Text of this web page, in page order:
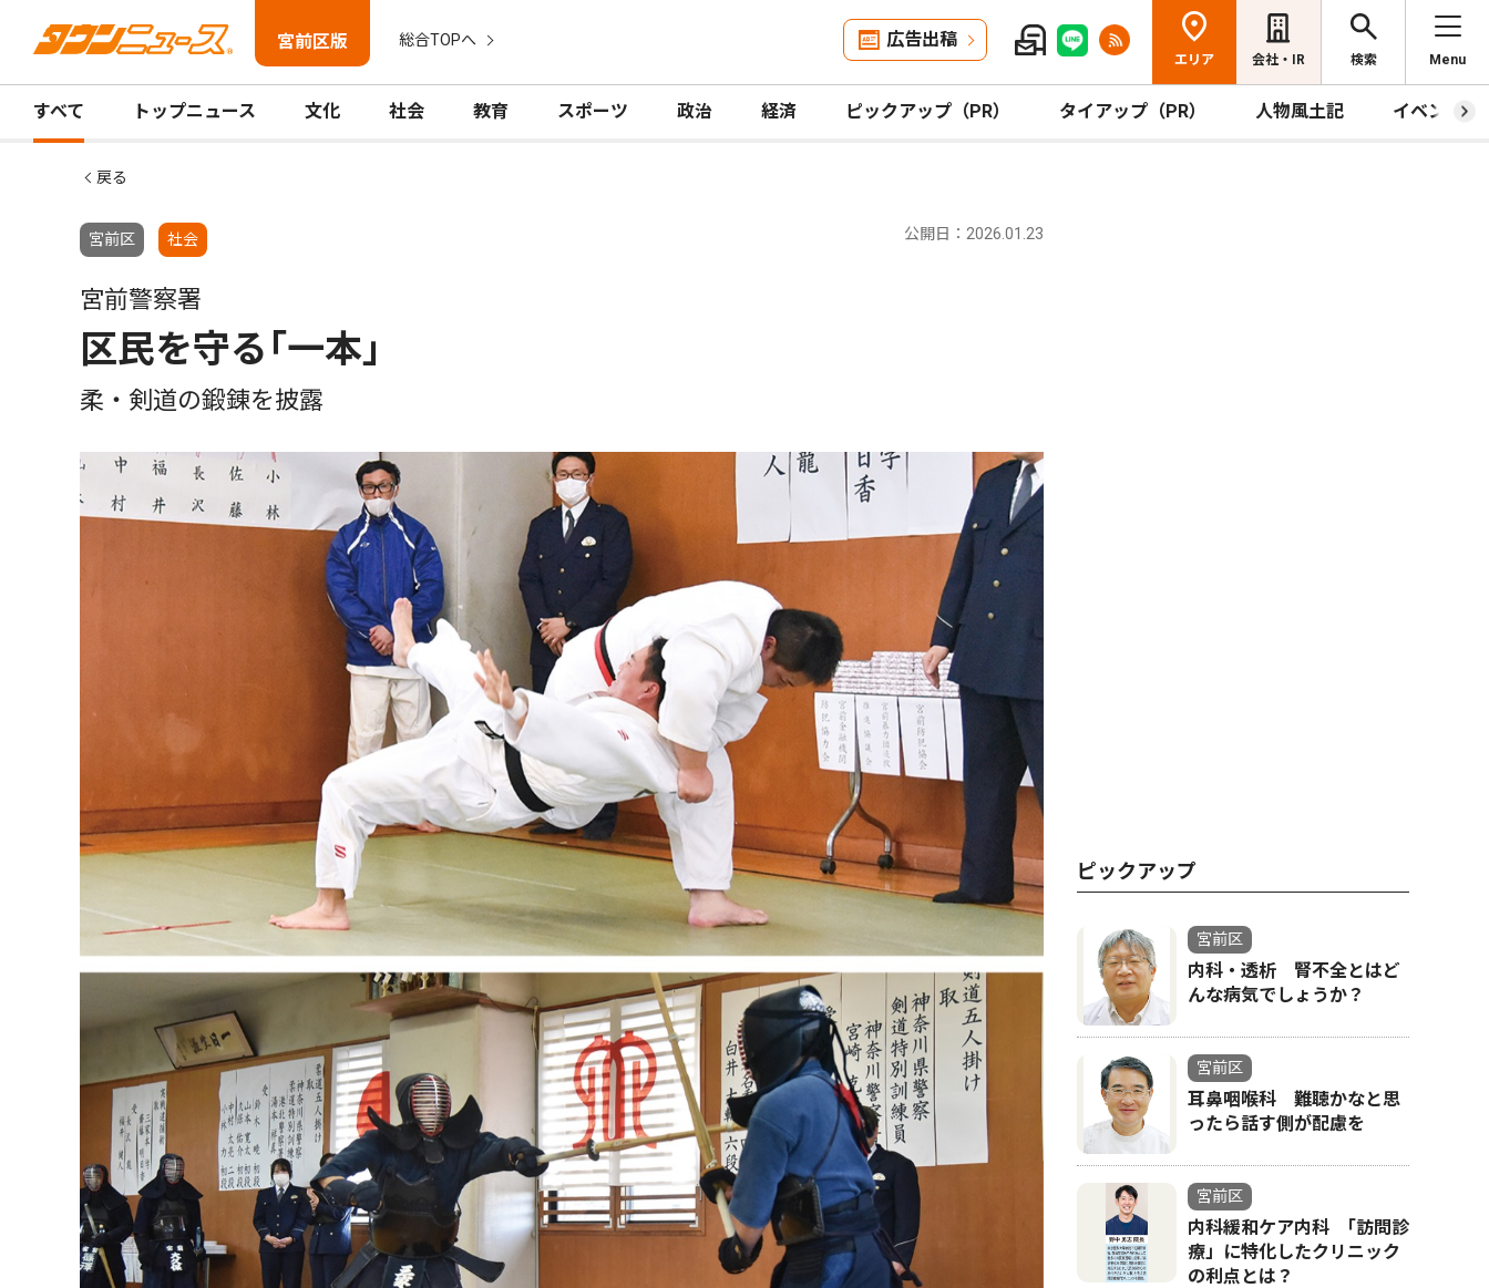
宮前区版 総合TOPへ 広告出稿
エリア 会社・IR 検索 Menu
すべて トップニュース 文化 社会 教育 スポーツ 政治 経済 ピックアップ（PR） タイアップ（PR） 人物風土記 イベント
戻る
宮前区 社会 公開日：2026.01.23
宮前警察署
区民を守る｢一本｣
柔・剣道の鍛錬を披露
ピックアップ
宮前区
内科・透析 腎不全とはど
んな病気でしょうか？
宮前区
耳鼻咽喉科 難聴かなと思
ったら話す側が配慮を
宮前区
内科緩和ケア内科 ｢訪問診
療」に特化したクリニック
の利点とは？